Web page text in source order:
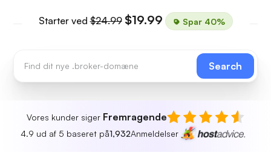
Starter ved$24.99 $19.99 Spar 40%
Search
Vores kunder siger Fremragende
4.9 ud af 5 baseret på1,932Anmeldelser